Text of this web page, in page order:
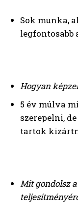
Sok munka,
legfontosabb
Hogyan
5 év múlva
szerepelni,
tartok
Mit gondolsz